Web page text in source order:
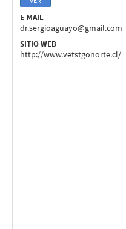
E-MAIL
dr.sergioaguayo@gmail.com
SITIO WEB
http://www.vetstgonorte.cl/